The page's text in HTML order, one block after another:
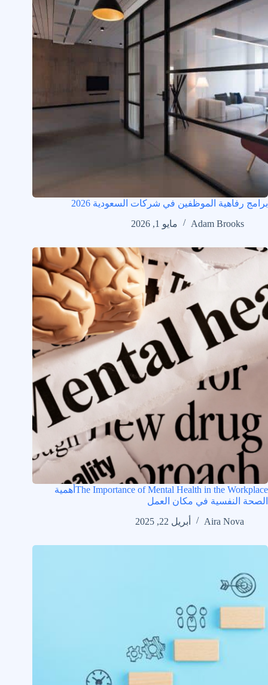
برامج رفاهية الموظفين في شركات السعودية 2026
Adam Brooks
مايو 1, 2026
The Importance of Mental Health in the Workplaceأهمية
الصحة النفسية في مكان العمل
Aira Nova
أبريل 22, 2025